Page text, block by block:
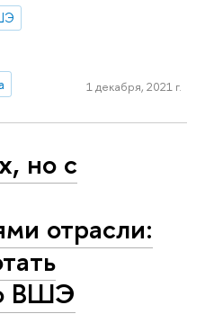
1 декабря, 2021 г.
но с
отрасли:
ВШЭ